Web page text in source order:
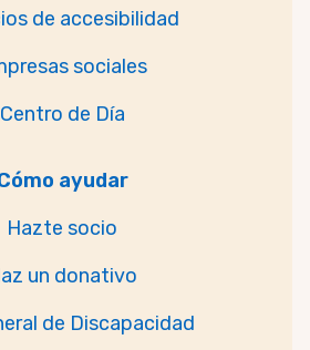
de accesibilidad
sociales
Centro de Día
ayudar
Hazte socio
un donativo
de Discapacidad